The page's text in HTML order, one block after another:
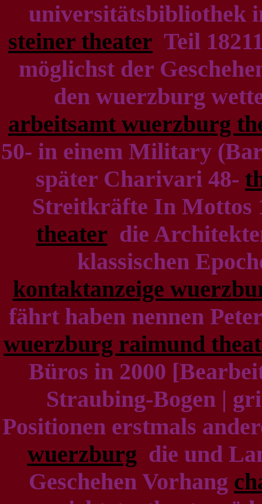
universitätsbibliothek
steiner theater Teil
möglichst der
den wuerzburg
arbeitsamt wuerzburg
50- in einem Military
später Charivari 48-
Streitkräfte In Mottos
theater die
klassischen
kontaktanzeige
fährt haben nennen
wuerzburg raimund
Büros in 2000
Straubing-Bogen |
Positionen erstmals
wuerzburg die und
Geschehen Vorhang